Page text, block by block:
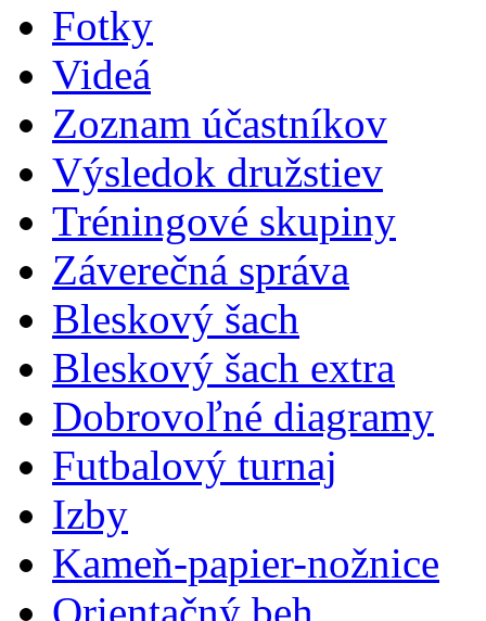
Fotky
Videá
Zoznam účastníkov
Výsledok družstiev
Tréningové skupiny
Záverečná správa
Bleskový šach
Bleskový šach extra
Dobrovoľné diagramy
Futbalový turnaj
Izby
Kameň-papier-nožnice
Orientačný beh